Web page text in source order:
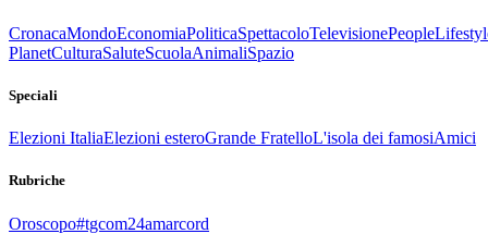
CronacaMondoEconomiaPoliticaSpettacoloTelevisionePeople
PlanetCulturaSaluteScuolaAnimaliSpazio
Speciali
Elezioni ItaliaElezioni esteroGrande FratelloL'isola dei famosiAmici
Rubriche
Oroscopo#tgcom24amarcord